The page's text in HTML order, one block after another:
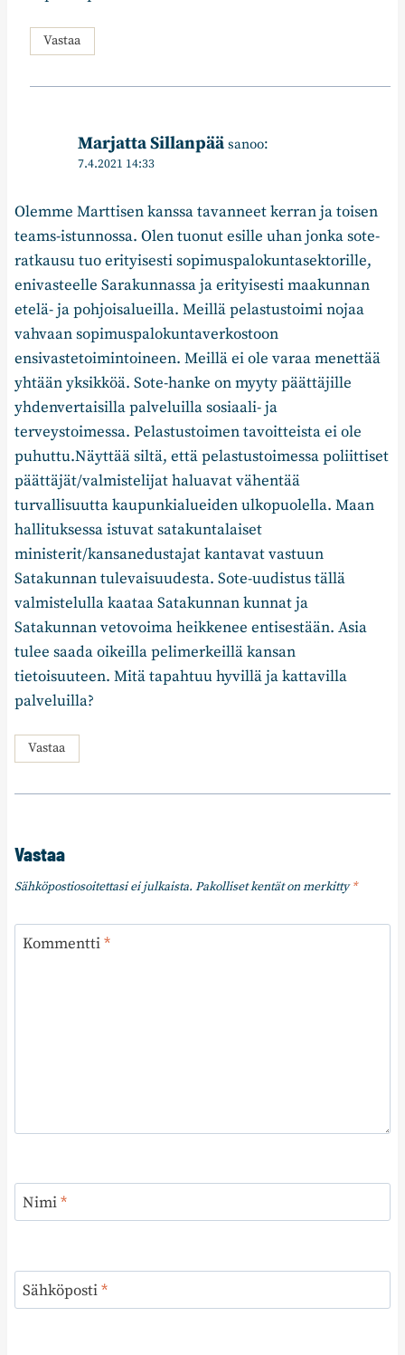
Vastaa
Marjatta Sillanpää sanoo:
7.4.2021 14:33
Olemme Marttisen kanssa tavanneet kerran ja toisen
teams-istunnossa. Olen tuonut esille uhan jonka sote-
ratkausu tuo erityisesti sopimuspalokuntasektorille,
enivasteelle Sarakunnassa ja erityisesti maakunnan
etelä- ja pohjoisalueilla. Meillä pelastustoimi nojaa
vahvaan sopimuspalokuntaverkostoon
ensivastetoimintoineen. Meillä ei ole varaa menettää
yhtään yksikköä. Sote-hanke on myyty päättäjille
yhdenvertaisilla palveluilla sosiaali- ja
terveystoimessa. Pelastustoimen tavoitteista ei ole
puhuttu.Näyttää siltä, että pelastustoimessa poliittiset
päättäjät/valmistelijat haluavat vähentää
turvallisuutta kaupunkialueiden ulkopuolella. Maan
hallituksessa istuvat satakuntalaiset
ministerit/kansanedustajat kantavat vastuun
Satakunnan tulevaisuudesta. Sote-uudistus tällä
valmistelulla kaataa Satakunnan kunnat ja
Satakunnan vetovoima heikkenee entisestään. Asia
tulee saada oikeilla pelimerkeillä kansan
tietoisuuteen. Mitä tapahtuu hyvillä ja kattavilla
palveluilla?
Vastaa
Vastaa
Sähköpostiosoitettasi ei julkaista. Pakolliset kentät on merkitty*
Kommentti*
Nimi*
Sähköposti*